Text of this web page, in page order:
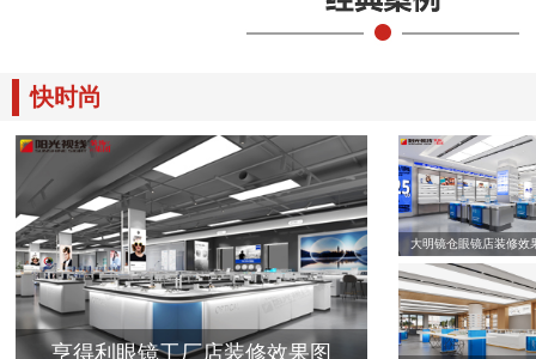
快时尚
亨得利眼镜工厂店装修效果图
大明镜仓眼镜店装修效